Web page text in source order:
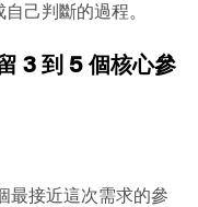
己判斷的過程。
3 到 5 個核心參
最接近這次需求的參